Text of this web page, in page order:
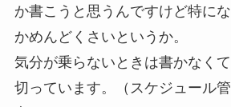
か書こうと思うんですけど特に
かめんどくさいというか。
気分が乗らないときは書かなく
切っています。（スケジュール